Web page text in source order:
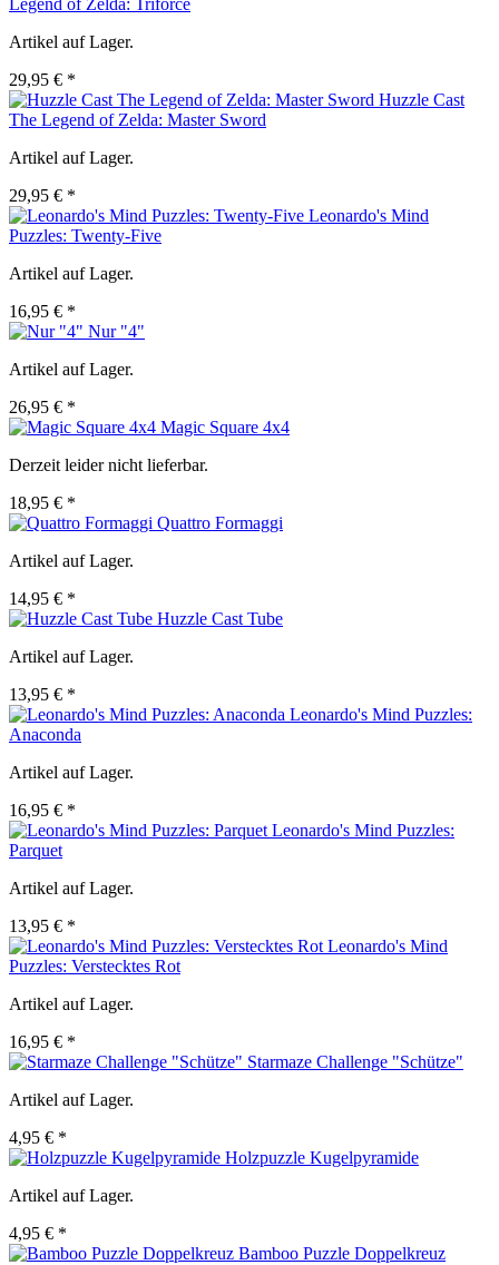
Legend of Zelda: Triforce
Artikel auf Lager.
29,95 € *
Huzzle Cast
The Legend of Zelda: Master Sword
Artikel auf Lager.
29,95 € *
Leonardo's Mind
Puzzles: Twenty-Five
Artikel auf Lager.
16,95 € *
Nur "4"
Artikel auf Lager.
26,95 € *
Magic Square 4x4
Derzeit leider nicht lieferbar.
18,95 € *
Quattro Formaggi
Artikel auf Lager.
14,95 € *
Huzzle Cast Tube
Artikel auf Lager.
13,95 € *
Leonardo's Mind Puzzles:
Anaconda
Artikel auf Lager.
16,95 € *
Leonardo's Mind Puzzles:
Parquet
Artikel auf Lager.
13,95 € *
Leonardo's Mind
Puzzles: Verstecktes Rot
Artikel auf Lager.
16,95 € *
Starmaze Challenge "Schütze"
Artikel auf Lager.
4,95 € *
Holzpuzzle Kugelpyramide
Artikel auf Lager.
4,95 € *
Bamboo Puzzle Doppelkreuz